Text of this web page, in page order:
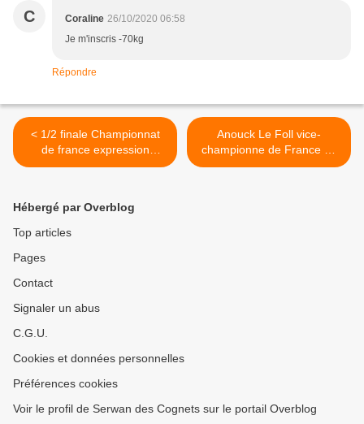
C Coraline 26/10/2020 06:58
Je m'inscris -70kg
Répondre
< 1/2 finale Championnat
de france expression
combat JUJITSU (cadet,
Anouck Le Foll vice-
championne de France de
Jujitsu Combat >
Hébergé par Overblog
Top articles
Pages
Contact
Signaler un abus
C.G.U.
Cookies et données personnelles
Préférences cookies
Voir le profil de Serwan des Cognets sur le portail Overblog